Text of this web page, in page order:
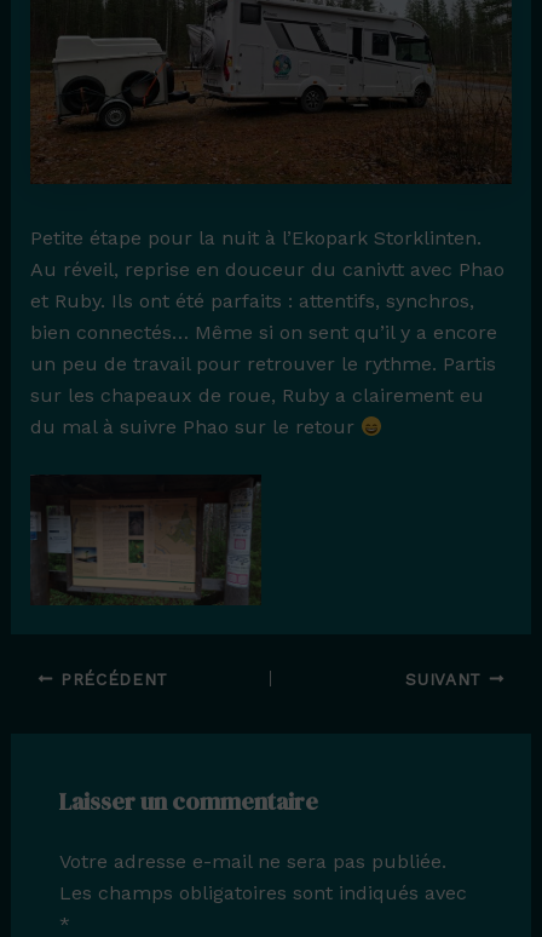
Petite étape pour la nuit à l’Ekopark Storklinten.
Au réveil, reprise en douceur du canivtt avec Phao
et Ruby. Ils ont été parfaits : attentifs, synchros,
bien connectés… Même si on sent qu’il y a encore
un peu de travail pour retrouver le rythme. Partis
sur les chapeaux de roue, Ruby a clairement eu
du mal à suivre Phao sur le retour
PRÉCÉDENT SUIVANT
Laisser un commentaire
Votre adresse e-mail ne sera pas publiée.
Les champs obligatoires sont indiqués avec
*